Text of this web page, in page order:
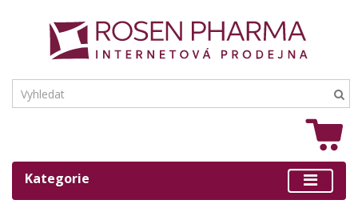
Kategorie